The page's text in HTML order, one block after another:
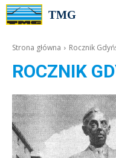
TMG
Strona główna Rocznik
ROCZNIK